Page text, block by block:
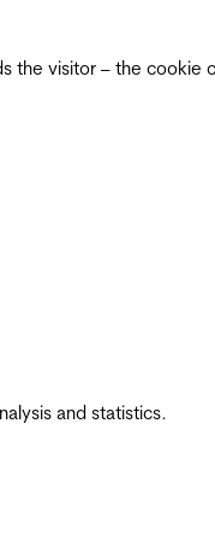
visitor – the
and statistics.